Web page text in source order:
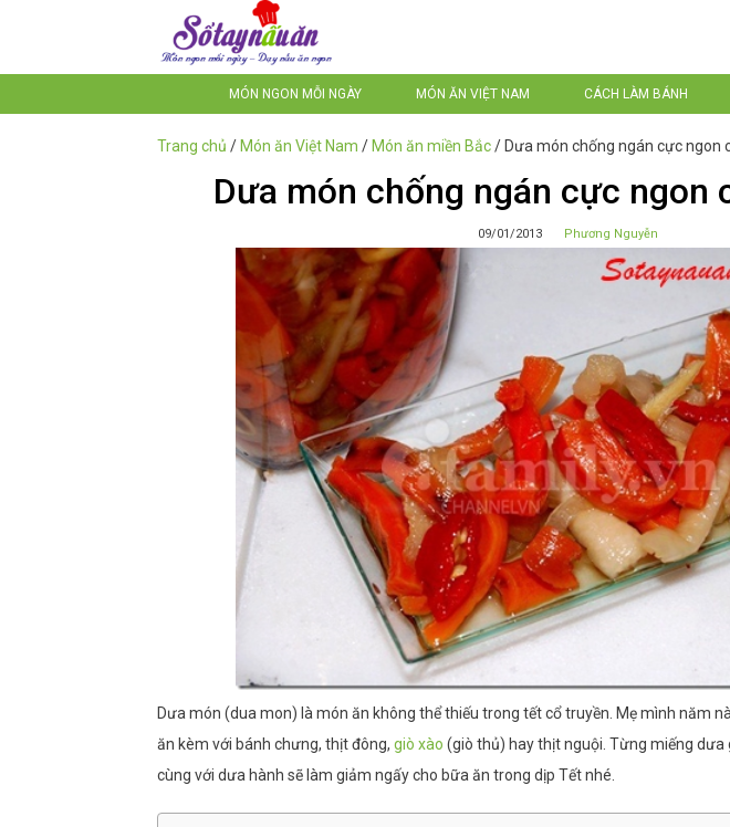
MÓN NGON MỖI NGÀY MÓN ĂN VIỆT NAM CÁCH LÀM BÁNH
Trang chủ / Món ăn Việt Nam / Món ăn miền Bắc/ Dưa món chống ngán cực ngon
Dưa món chống ngán cực ngon
09/01/2013 Phương Nguyễn
Dưa món (dua mon) là món ăn không thể thiếu trong tết cổ truyền. Mẹ mình năm
ăn kèm với bánh chưng, thịt đông, giò xào (giò thủ) hay thịt nguội. Từng miếng dưa
cùng với dưa hành sẽ làm giảm ngấy cho bữa ăn trong dịp Tết nhé.